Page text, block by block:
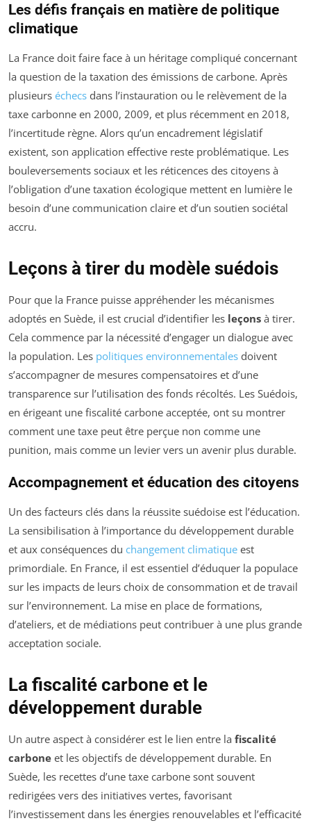
Les défis français en matière de politique
climatique
La France doit faire face à un héritage compliqué concernant
la question de la taxation des émissions de carbone. Après
plusieurs échecs dans l’instauration ou le relèvement de la
taxe carbonne en 2000, 2009, et plus récemment en 2018,
l’incertitude règne. Alors qu’un encadrement législatif
existent, son application effective reste problématique. Les
bouleversements sociaux et les réticences des citoyens à
l’obligation d’une taxation écologique mettent en lumière le
besoin d’une communication claire et d’un soutien sociétal
accru.
Leçons à tirer du modèle suédois
Pour que la France puisse appréhender les mécanismes
adoptés en Suède, il est crucial d’identifier les leçons à tirer.
Cela commence par la nécessité d’engager un dialogue avec
la population. Les politiques environnementales doivent
s’accompagner de mesures compensatoires et d’une
transparence sur l’utilisation des fonds récoltés. Les Suédois,
en érigeant une fiscalité carbone acceptée, ont su montrer
comment une taxe peut être perçue non comme une
punition, mais comme un levier vers un avenir plus durable.
Accompagnement et éducation des citoyens
Un des facteurs clés dans la réussite suédoise est l’éducation.
La sensibilisation à l’importance du développement durable
et aux conséquences du changement climatique est
primordiale. En France, il est essentiel d’éduquer la populace
sur les impacts de leurs choix de consommation et de travail
sur l’environnement. La mise en place de formations,
d’ateliers, et de médiations peut contribuer à une plus grande
acceptation sociale.
La fiscalité carbone et le
développement durable
Un autre aspect à considérer est le lien entre la fiscalité
carbone et les objectifs de développement durable. En
Suède, les recettes d’une taxe carbone sont souvent
redirigées vers des initiatives vertes, favorisant
l’investissement dans les énergies renouvelables et l’efficacité